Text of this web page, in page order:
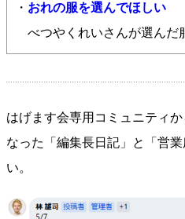
・ おれの服を選んでほしい
べつやくれいさんが選んだ
はげます会専用コミュニティ
なった「編集長日記」と「営
い。